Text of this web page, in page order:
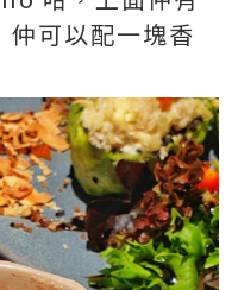
仲可以配一塊香